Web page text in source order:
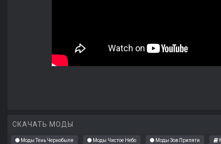
СКАЧАТЬ МОДЫ
Моды Тень Чернобыля Моды Чистое Небо Моды Зов Припяти